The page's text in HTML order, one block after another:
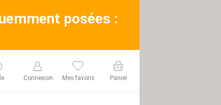
posées :
Connexion Mes favoris Panier